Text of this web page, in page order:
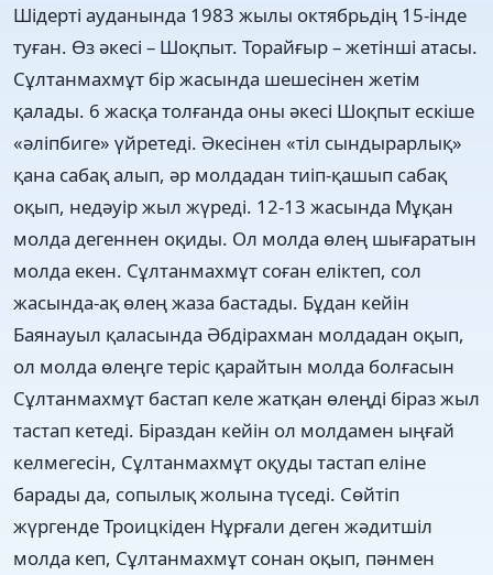
Шідерті ауданында 1983 жылы октябрьдің 15-інде
туған. Өз əкесі – Шоқпыт. Торайғыр – жетінші атасы.
Сұлтанмахмұт бір жасында шешесінен жетім
қалады. 6 жасқа толғанда оны əкесі Шоқпыт ескіше
«əліпбиге» үйретеді. Əкесінен «тіл сындырарлық»
қана сабақ алып, əр молдадан тиіп-қашып сабақ
оқып, недəуір жыл жүреді. 12-13 жасында Мұқан
молда дегеннен оқиды. Ол молда өлең шығаратын
молда екен. Сұлтанмахмұт соған еліктеп, сол
жасында-ақ өлең жаза бастады. Бұдан кейін
Баянауыл қаласында Əбдірахман молдадан оқып,
ол молда өлеңге теріс қарайтын молда болғасын
Сұлтанмахмұт бастап келе жатқан өлеңді біраз жыл
тастап кетеді. Біраздан кейін ол молдамен ыңғай
келмегесін, Сұлтанмахмұт оқуды тастап еліне
барады да, сопылық жолына түседі. Сөйтіп
жүргенде Троицкіден Нұрғали деген жəдитшіл
молда кеп, Сұлтанмахмұт сонан оқып, пəнмен